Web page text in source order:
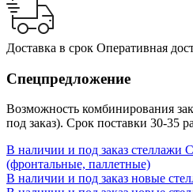
Доставка в срок Оперативная
Спецпредложение
Возможность комбинирования
под заказ). Срок поставки 30-35
В наличии и под заказ
(фронтальные, паллетные)
В наличии и под заказ новые